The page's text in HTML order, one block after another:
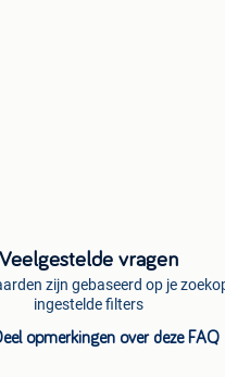
Veelgestelde vragen
zijn gebaseerd op je
ingestelde filters
opmerkingen over deze FAQ